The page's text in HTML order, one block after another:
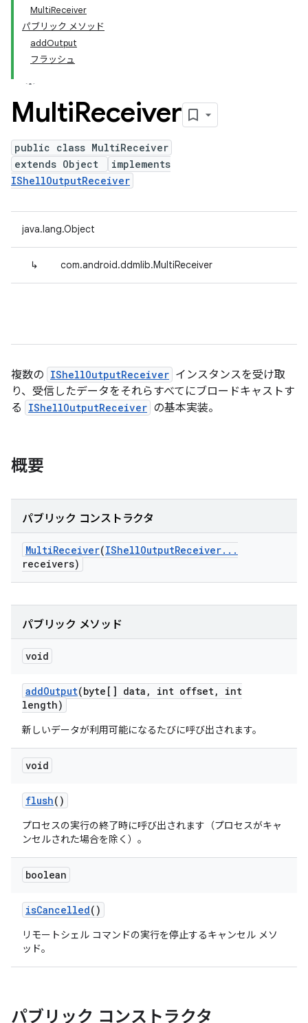
MultiReceiver
パブリック メソッド
addOutput
フラッシュ
MultiReceiver
public class MultiReceiver
extends Object
implements
IShellOutputReceiver
java.lang.Object
↳ com.android.ddmlib.MultiReceiver
複数の IShellOutputReceiver インスタンスを受け取
り、受信したデータをそれらすべてにブロードキャストす
る
IShellOutputReceiver の基本実装。
概要
パブリック コンストラクタ
MultiReceiver(IShellOutputReceiver. . .
receivers)
パブリック メソッド
void
addOutput(byte[] data , int offset,
int
length)
新しいデータが利用可能になるたびに呼び出されます。
void
flush()
プロセスの実行の終了時に呼び出されます（プロセスがキャ
ンセルされた場合を除く）。
boolean
isCancelled()
リモートシェル コマンドの実行を停止するキャンセル メソ
ッド。
パブリック コンストラクタ